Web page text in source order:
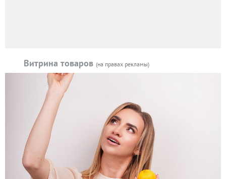
Витрина товаров (на правах рекламы)